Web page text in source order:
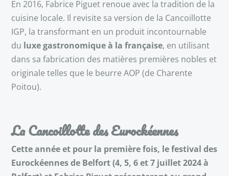
En 2016, Fabrice Piguet renoue avec la tradition de la
cuisine locale. Il revisite sa version de la Cancoillotte
IGP, la transformant en un produit incontournable
du luxe gastronomique à la française, en utilisant
dans sa fabrication des matières premières nobles et
originale telles que le beurre AOP (de Charente
Poitou).
La Cancoillotte des Eurockéennes
Cette année et pour la première fois, le festival des
Eurockéennes de Belfort (4, 5, 6 et 7 juillet 2024 à